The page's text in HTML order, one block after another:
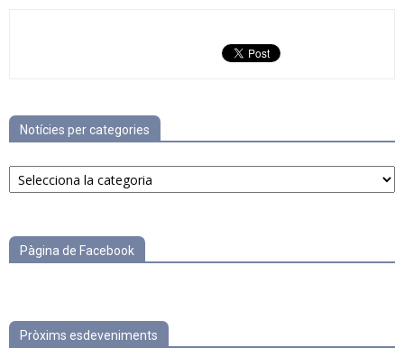
Notícies per categories
Notícies
per
Pàgina de Facebook
Pròxims esdeveniments